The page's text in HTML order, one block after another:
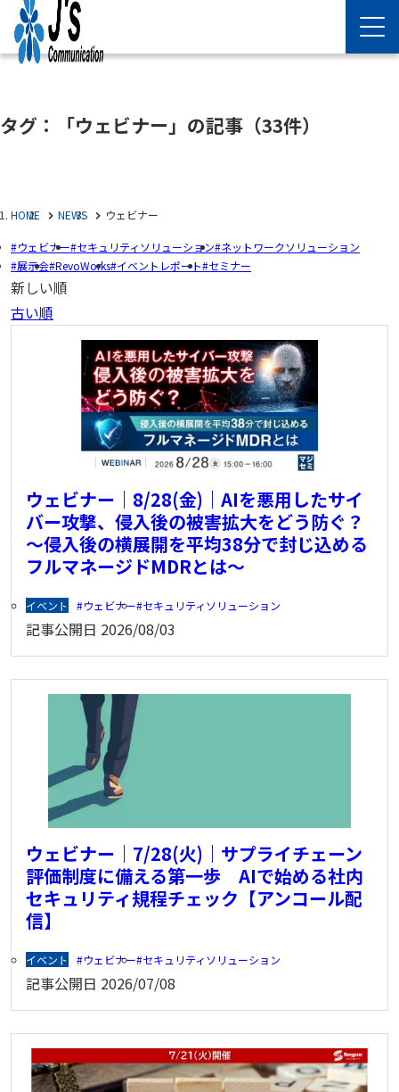
タグ：「ウェビナー」の記事 （33件）
HOME NEWS ウェビナー
ウェビナー セキュリティソリューション ネットワークソリューション
展示会 RevoWorks イベントレポート セミナー
新しい順
古い順
ウェビナー｜8/28(金)｜AIを悪用したサイ
バー攻撃、侵入後の被害拡大をどう防ぐ？
～侵入後の横展開を平均38分で封じ込める
フルマネージドMDRとは～
イベント ウェビナー セキュリティソリューション
記事公開日 2026/08/03
ウェビナー｜7/28(火)｜サプライチェーン
評価制度に備える第一歩 AIで始める社内
セキュリティ規程チェック【アンコール配
信】
イベント ウェビナー セキュリティソリューション
記事公開日 2026/07/08